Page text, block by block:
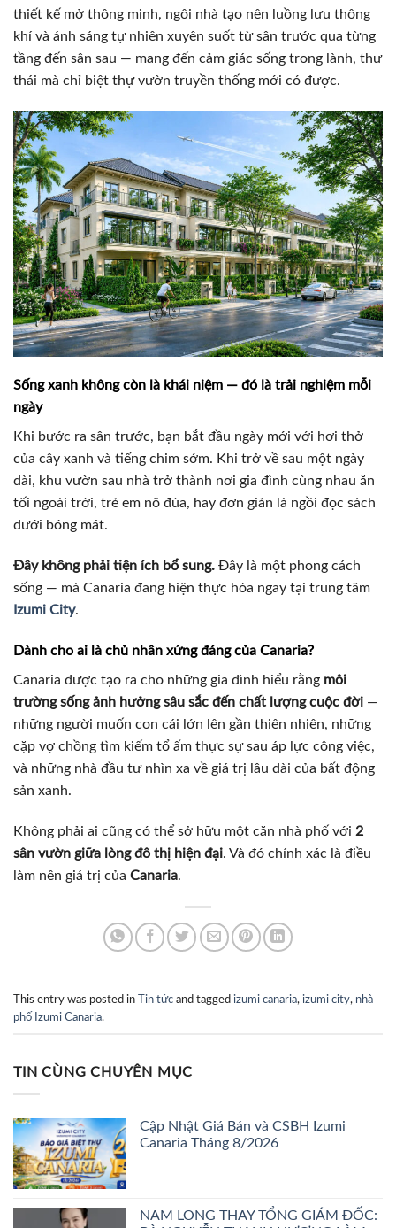
thiết kế mở thông minh, ngôi nhà tạo nên luồng lưu thông
khí và ánh sáng tự nhiên xuyên suốt từ sân trước qua từng
tầng đến sân sau — mang đến cảm giác sống trong lành, thư
thái mà chỉ biệt thự vườn truyền thống mới có được.
Sống xanh không còn là khái niệm — đó là trải nghiệm mỗi
ngày
Khi bước ra sân trước, bạn bắt đầu ngày mới với hơi thở
của cây xanh và tiếng chim sớm. Khi trở về sau một ngày
dài, khu vườn sau nhà trở thành nơi gia đình cùng nhau ăn
tối ngoài trời, trẻ em nô đùa, hay đơn giản là ngồi đọc sách
dưới bóng mát.
Đây không phải tiện ích bổ sung. Đây là một phong cách
sống — mà Canaria đang hiện thực hóa ngay tại trung tâm
Izumi City.
Dành cho ai là chủ nhân xứng đáng của Canaria?
Canaria được tạo ra cho những gia đình hiểu rằng môi
trường sống ảnh hưởng sâu sắc đến chất lượng cuộc đời —
những người muốn con cái lớn lên gần thiên nhiên, những
cặp vợ chồng tìm kiếm tổ ấm thực sự sau áp lực công việc,
và những nhà đầu tư nhìn xa về giá trị lâu dài của bất động
sản xanh.
Không phải ai cũng có thể sở hữu một căn nhà phố với 2
sân vườn giữa lòng đô thị hiện đại. Và đó chính xác là điều
làm nên giá trị của Canaria.
This entry was posted in Tin tức and tagged izumi canaria, izumi city, nhà
phố Izumi Canaria.
TIN CÙNG CHUYÊN MỤC
Cập Nhật Giá Bán và CSBH Izumi
Canaria Tháng 8/2026
NAM LONG THAY TỔNG GIÁM ĐỐC: